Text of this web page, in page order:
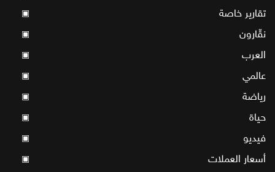
تقارير خاصة ▣
نقّارون ▣
العرب ▣
عالمي ▣
رياضة ▣
حياة ▣
فيديو ▣
أسعار العملات ▣